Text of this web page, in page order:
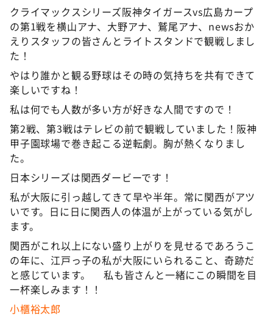
クライマックスシリーズ阪神タイガースvs広島カープ
の第1戦を横山アナ、大野アナ、鷲尾アナ、newsおか
えりスタッフの皆さんとライトスタンドで観戦しまし
た！
やはり誰かと観る野球はその時の気持ちを共有できて
楽しいですね！
私は何でも人数が多い方が好きな人間ですので！
第2戦、第3戦はテレビの前で観戦していました！阪神
甲子園球場で巻き起こる逆転劇。胸が熱くなりまし
た。
日本シリーズは関西ダービーです！
私が大阪に引っ越してきて早や半年。常に関西がアツ
いです。日に日に関西人の体温が上がっている気がし
ます。
関西がこれ以上にない盛り上がりを見せるであろうこ
の年に、江戸っ子の私が大阪にいられること、奇跡だ
と感じています。 私も皆さんと一緒にこの瞬間を目
一杯楽しみます！！
小櫃裕太郎